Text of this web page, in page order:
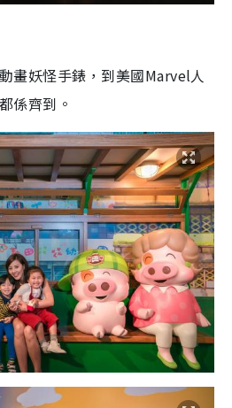
畫妖怪手錶，到美國Marvel人
係齊到。